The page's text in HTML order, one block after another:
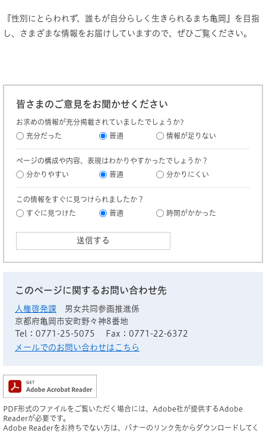
『性別にとらわれず、誰もが自分らしく生きられるまち亀岡』を目指
し、さまざまな情報をお届けしていますので、ぜひご覧ください。
皆さまのご意見をお聞かせください
お求めの情報が充分掲載されていましたでしょうか?
充分だった
普通 情報が足りない
ページの構成や内容、表現はわかりやすかったでしょうか？
分かりやすい
普通 分かりにくい
この情報をすぐに見つけられましたか？
すぐに見つけた
普通 時間がかかった
このページに関するお問い合わせ先
人権啓発課
男女共同参画推進係
京都府亀岡市安町野々神8番地
Tel：0771-25-5075
Fax：0771-22-6372
メールでのお問い合わせはこちら
PDF形式のファイルをご覧いただく場合には、Adobe社が提供するAdobe
Readerが必要です。
Adobe Readerをお持ちでない方は、バナーのリンク先からダウンロードしてく